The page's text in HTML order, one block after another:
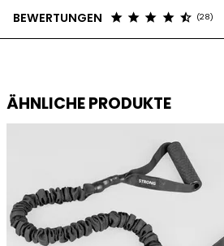
BEWERTUNGEN star star star star star_half (28)
ÄHNLICHE PRODUKTE